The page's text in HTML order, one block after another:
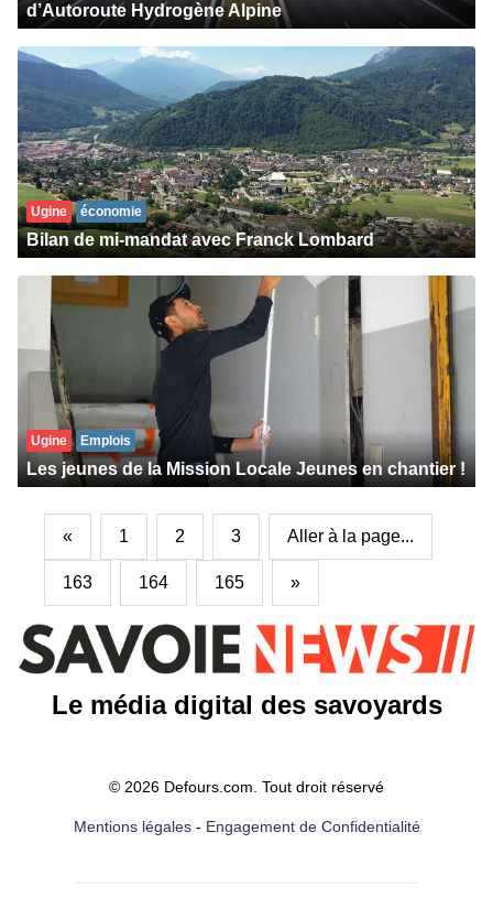
d’Autoroute Hydrogène Alpine
Ugine économie
Bilan de mi-mandat avec Franck Lombard
Ugine Emplois
Les jeunes de la Mission Locale Jeunes en chantier !
« 1 2 3 Aller à la page...
163 164 165 »
Le média digital des savoyards
© 2026 Defours.com. Tout droit réservé
Mentions légales- Engagement de Confidentialité